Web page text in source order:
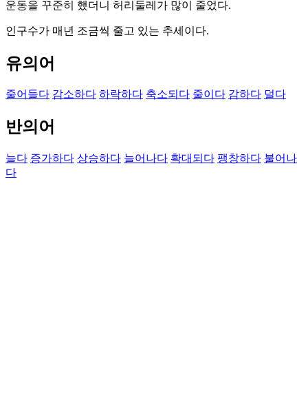
운동을 꾸준히 했더니 허리둘레가 많이 줄었다.
인구수가 매년 조금씩 줄고 있는 추세이다.
유의어
줄어들다 감소하다 하락하다 축소되다 줄이다 감하다 덜다
반의어
늘다 증가하다 상승하다 늘어나다 확대되다 팽창하다 불어나
다